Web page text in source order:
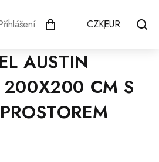
CZKEUR
AUSTIN
200X200 CM S